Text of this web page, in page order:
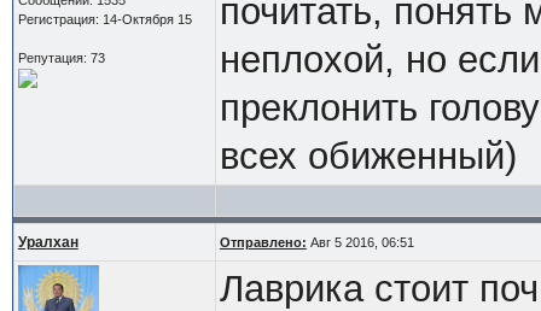
Регистрация: 14-Октября 15
Репутация: 73
почитать,
неплохой, но
преклонить
всех обиженный)
Уралхан Отправлено: Авг 5 2016, 06:51
Лаврика стоит